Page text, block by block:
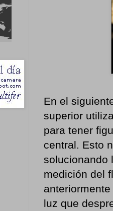
En el
superior
para tener
central. Esto
solucionando
medición del
luz que